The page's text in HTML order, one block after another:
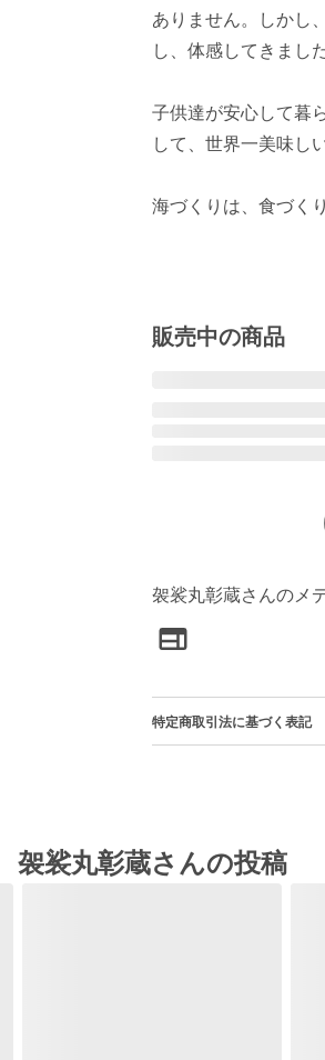
ありません。しかし
し、体感してきました
子供達が安心して暮
して、世界一美味し
海づくりは、食づくり
販売中の商品
袈裟丸彰蔵さんのメ
特定商取引法に基づく表記
袈裟丸彰蔵さんの投稿